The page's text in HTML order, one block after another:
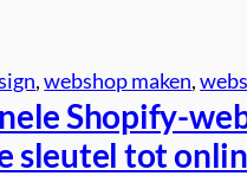
, webshop maken,
Shopify-
sleutel tot